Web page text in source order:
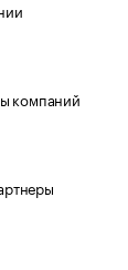
компаний